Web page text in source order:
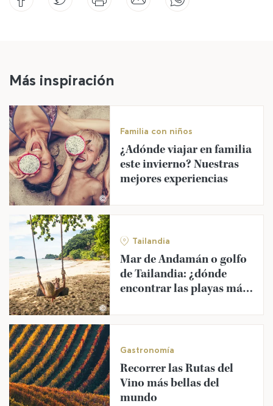
Más inspiración
©
Familia con niños
¿Adónde viajar en familia
este invierno? Nuestras
mejores experiencias
©
Tailandia
Mar de Andamán o golfo
de Tailandia: ¿dónde
encontrar las playas más
Gastronomía
Recorrer las Rutas del
Vino más bellas del
mundo